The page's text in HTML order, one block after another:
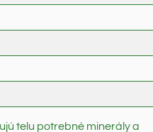
telu potrebné minerály a